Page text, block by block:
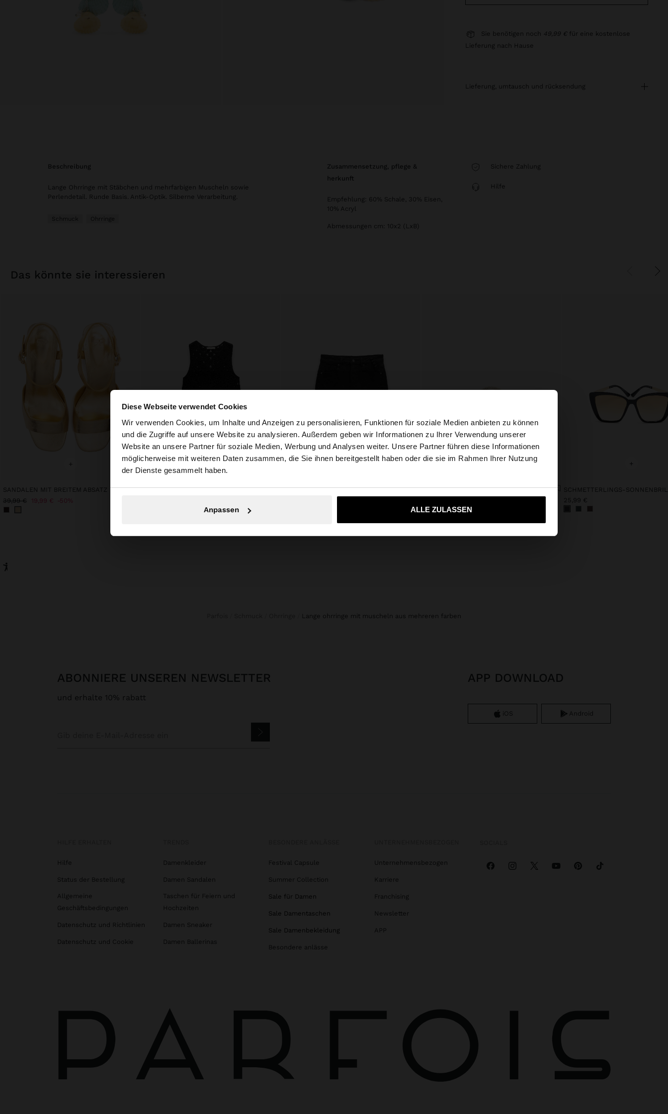
Diese Webseite verwendet Cookies
Wir verwenden Cookies, um Inhalte und Anzeigen zu personalisieren, Funktionen für soziale Medien anbieten zu können
und die Zugriffe auf unsere Website zu analysieren. Außerdem geben wir Informationen zu Ihrer Verwendung unserer
Website an unsere Partner für soziale Medien, Werbung und Analysen weiter. Unsere Partner führen diese Informationen
möglicherweise mit weiteren Daten zusammen, die Sie ihnen bereitgestellt haben oder die sie im Rahmen Ihrer Nutzung
der Dienste gesammelt haben.
Anpassen ALLE ZULASSEN
hallo ×
Sie greifen von Deutschland auf die Website zu. Möchten Sie unsere United States Website
durchsuchen?
Nein, bleiben Sie bei Deutschland Ja, bringen Sie mich zu United States
Sie benötigen noch 49,99 €
für eine kostenlose
Lieferung nach Hause
lieferung, umtausch und rücksendung
beschreibung
Lange Ohrringe mit Stäbchen und mehrfarbigen Muscheln sowie
Perlendetail. Runde Basis. Antik-Optik. Silberne Verarbeitung.
Schmuck Ohrringe
zusammensetzung, pflege &
herkunft
Empfehlung: 60% Schale, 30% Eisen,
10% Acryl
Abmessungen cm: 10x2 (LxB)
Sichere Zahlung
Hilfe
das könnte sie interessieren
+
SANDALEN MIT BREITEM ABSATZ
39,99 € 19,99 € 50%
+
HÄKEL-STRICK-TOP
+
Online Exclusive
JEANSSHORTS MIT FLECHTDETAIL
+
HANDTASCHE MIT HARTEM GEHÄUSE UND STROHEFFEKT
+
SCHMETTERLINGS-
25,99 €
lange ohrringe mit muscheln aus mehreren farben
ABONNIERE UNSEREN NEWSLETTER
und erhalte 10% rabatt
APP DOWNLOAD
iOS Android
Hilfe
Status der Bestellung
Allgemeine
Geschäftsbedingungen
Datenschutz und Richtlinien
Datenschutz und Cookie
Damenkleider
Damen Sandalen
Taschen für Feiern und
Hochzeiten
Damen Sneaker
Damen Ballerinas
Festival Capsule
Summer Collection
Sale für Damen
Sale Damentaschen
Sale Damenbekleidung
Besondere anlässe
Unternehmensbezogen
Karriere
Franchising
Newsletter
APP